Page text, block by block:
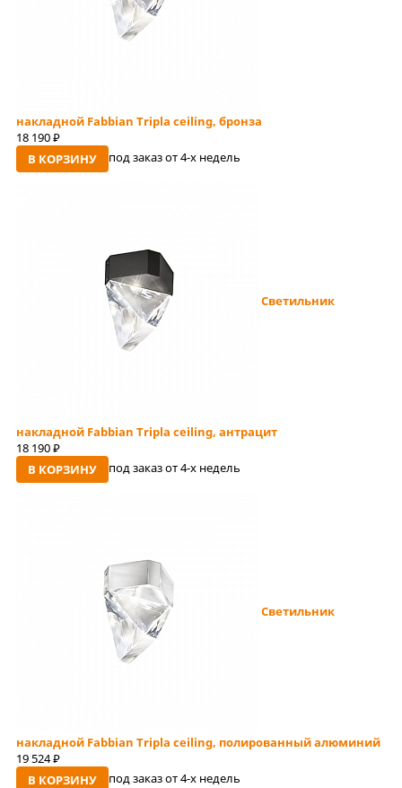
накладной Fabbian Tripla ceiling, бронза
18 190 руб
В КОРЗИНУ под заказ от 4-x недель
Светильник
накладной Fabbian Tripla ceiling, антрацит
18 190 руб
В КОРЗИНУ под заказ от 4-x недель
Светильник
накладной Fabbian Tripla ceiling, полированный алюминий
19 524 руб
В КОРЗИНУ под заказ от 4-x недель